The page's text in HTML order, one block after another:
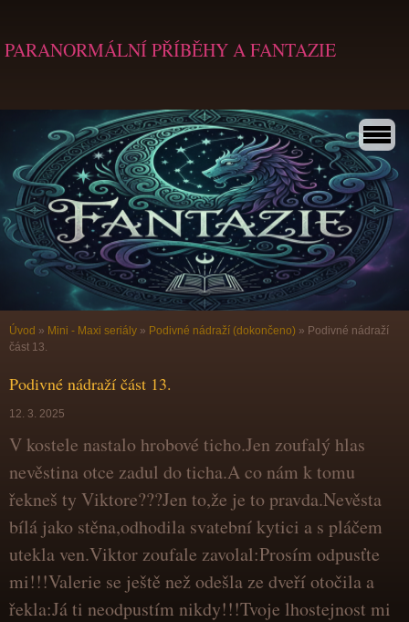
PARANORMÁLNÍ PŘÍBĚHY A FANTAZIE
Úvod » Mini - Maxi seriály » Podivné nádraží (dokončeno) » Podivné nádraží
část 13.
Podivné nádraží část 13.
12. 3. 2025
V kostele nastalo hrobové ticho.Jen zoufalý hlas
nevěstina otce zadul do ticha.A co nám k tomu
řekneš ty Viktore???Jen to,že je to pravda.Nevěsta
bílá jako stěna,odhodila svatební kytici a s pláčem
utekla ven.Viktor zoufale zavolal:Prosím odpusťte
mi!!!Valerie se ještě než odešla ze dveří otočila a
řekla:Já ti neodpustím nikdy!!!Tvoje lhostejnost mi